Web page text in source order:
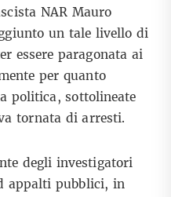
NAR Mauro
un tale livello di
essere paragonata ai
per quanto
politica, sottolineate
tornata di arresti.
degli investigatori
appalti pubblici, in